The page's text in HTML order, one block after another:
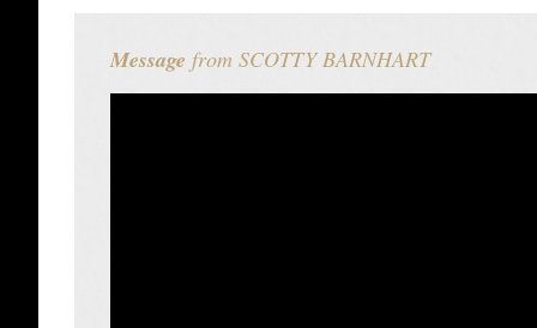
Message from SCOTTY BARNHART